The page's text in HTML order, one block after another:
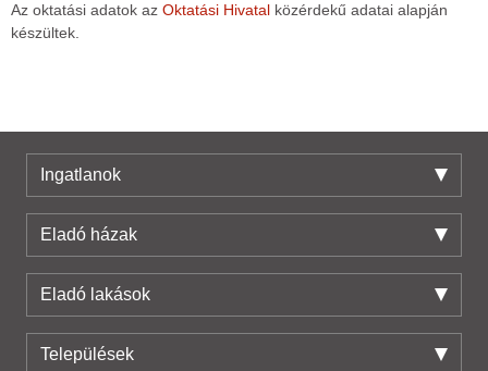
Az oktatási adatok az Oktatási Hivatal közérdekű adatai alapján
készültek.
Ingatlanok
Eladó házak
Eladó lakások
Települések